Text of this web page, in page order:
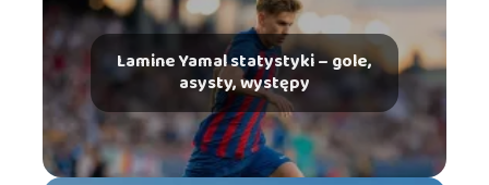
Lamine Yamal statystyki – gole,
asysty, występy